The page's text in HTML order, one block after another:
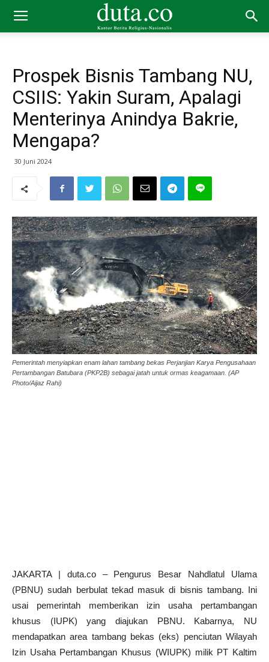
Prospek Bisnis Tambang NU,
CSIIS: Yakin Suram, Apalagi
Menterinya Anindya Bakrie,
Mengapa?
30 Juni 2024
Pemerintah menyiapkan enam lahan tambang bekas Perjanjian Karya Pengusahaan
Pertambangan Batubara (PKP2B) sebagai jatah untuk ormas keagamaan. (AP
Photo/Aijaz Rahi)
JAKARTA | duta.co – Pengurus Besar Nahdlatul Ulama
(PBNU) sudah berbulat tekad masuk di bisnis tambang. Ini
usai pemerintah memberikan izin usaha pertambangan
khusus (IUPK) yang diajukan PBNU. Kabarnya, NU
mendapatkan area tambang bekas (eks) penciutan Wilayah
Izin Usaha Pertambangan Khusus (WIUPK) milik PT Kaltim